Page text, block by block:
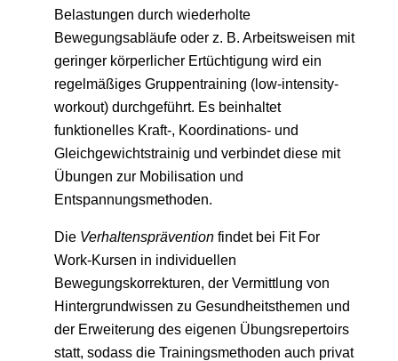
Belastungen durch wiederholte
Bewegungsabläufe oder z. B. Arbeitsweisen mit
geringer körperlicher Ertüchtigung wird ein
regelmäßiges Gruppentraining (low-intensity-
workout) durchgeführt. Es beinhaltet
funktionelles Kraft-, Koordinations- und
Gleichgewichtstrainig und verbindet diese mit
Übungen zur Mobilisation und
Entspannungsmethoden.
Die Verhaltensprävention findet bei Fit For
Work-Kursen in individuellen
Bewegungskorrekturen, der Vermittlung von
Hintergrundwissen zu Gesundheitsthemen und
der Erweiterung des eigenen Übungsrepertoirs
statt, sodass die Trainingsmethoden auch privat